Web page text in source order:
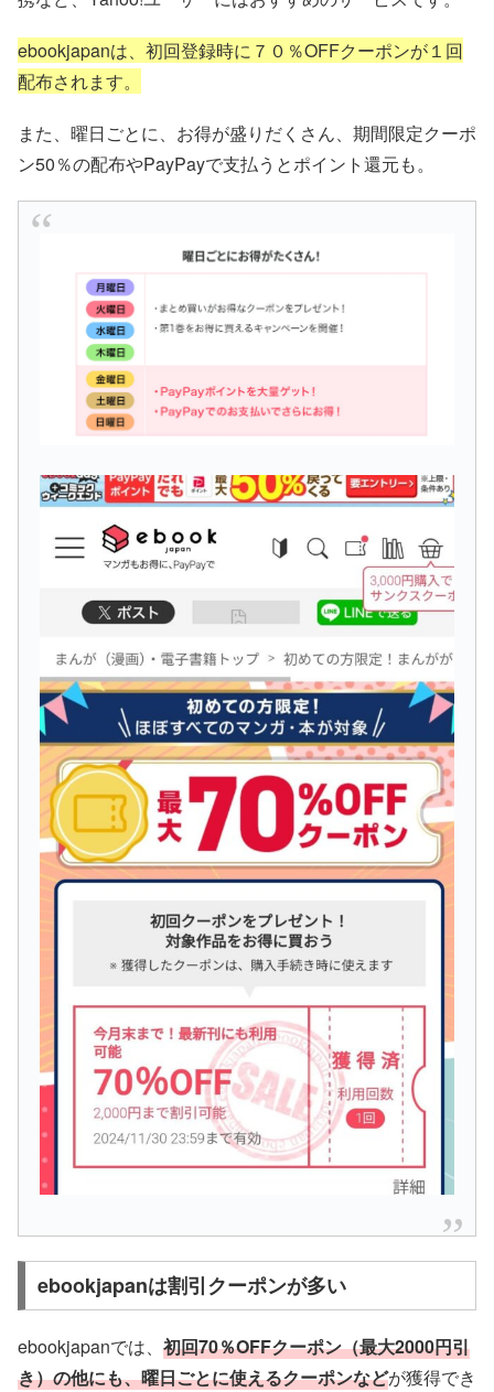
ebookjapanは、初回登録時に７０％OFFクーポンが１回
配布されます。
また、曜日ごとに、お得が盛りだくさん、期間限定クーポ
ン50％の配布やPayPayで支払うとポイント還元も。
ebookjapanは割引クーポンが多い
ebookjapanでは、 初回70％OFFクーポン（最大2000円引
き）の他にも、曜日ごとに使えるクーポンなどが獲得でき